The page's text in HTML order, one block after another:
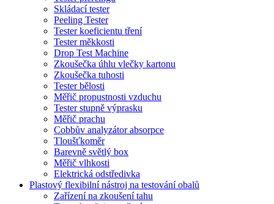
Skládací tester
Peeling Tester
Tester koeficientu tření
Tester měkkosti
Drop Test Machine
Zkoušečka úhlu vlečky kartonu
Zkoušečka tuhosti
Tester bělosti
Měřič propustnosti vzduchu
Tester stupně výprasku
Měřič prachu
Cobbův analyzátor absorpce
Tloušťkoměr
Barevně světlý box
Měřič vlhkosti
Elektrická odstředivka
Plastový flexibilní nástroj na testování obalů
Zařízení na zkoušení tahu